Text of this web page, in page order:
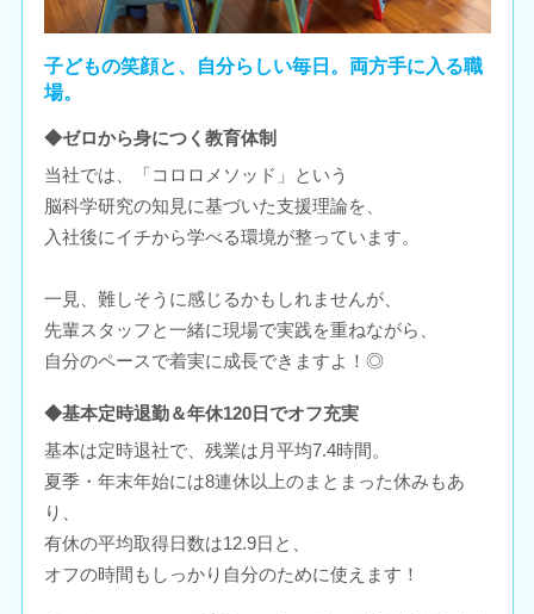
子どもの笑顔と、自分らしい毎日。両方手に入る職
場。
◆ゼロから身につく教育体制
当社では、「コロロメソッド」という
脳科学研究の知見に基づいた支援理論を、
入社後にイチから学べる環境が整っています。
一見、難しそうに感じるかもしれませんが、
先輩スタッフと一緒に現場で実践を重ねながら、
自分のペースで着実に成長できますよ！◎
◆基本定時退勤＆年休120日でオフ充実
基本は定時退社で、残業は月平均7.4時間。
夏季・年末年始には8連休以上のまとまった休みもあ
り、
有休の平均取得日数は12.9日と、
オフの時間もしっかり自分のために使えます！